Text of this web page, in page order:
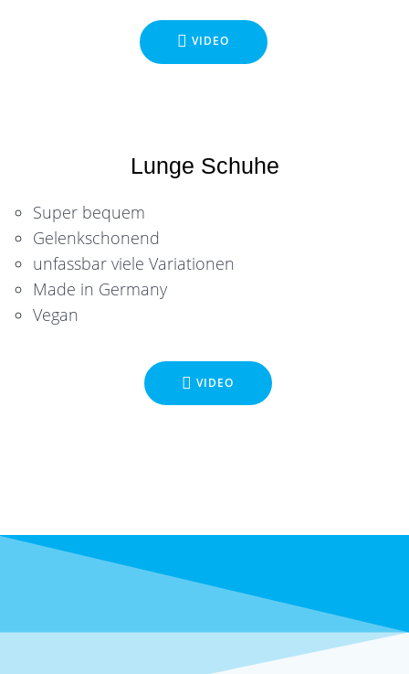
VIDEO
Lunge Schuhe
Super bequem
Gelenkschonend
unfassbar viele Variationen
Made in Germany
Vegan
VIDEO